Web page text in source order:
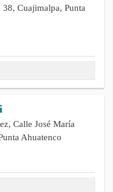
Cuajimalpa, Punta
Calle José María
Ahuatenco